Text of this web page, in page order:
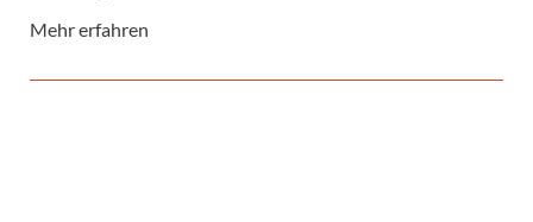
Stadtgarten und Friedhöfe die Ideen und Wünsche von
Gemeinschaftsschule »Ernst Wille« mit ein.
Mehr erfahren